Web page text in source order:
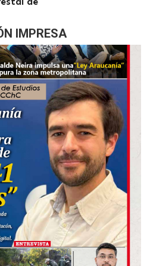
IMPRESA